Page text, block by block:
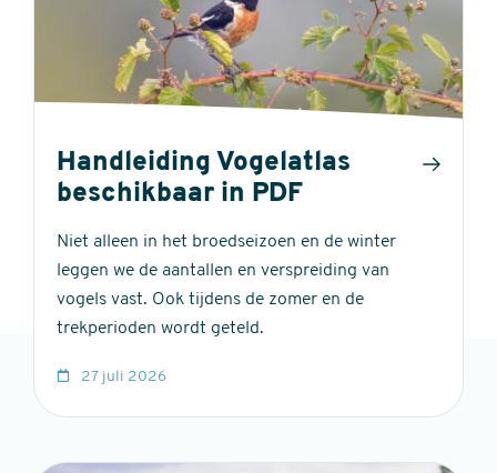
Handleiding Vogelatlas
beschikbaar in PDF
Niet alleen in het broedseizoen en de winter
leggen we de aantallen en verspreiding van
vogels vast. Ook tijdens de zomer en de
trekperioden wordt geteld.
27 juli 2026